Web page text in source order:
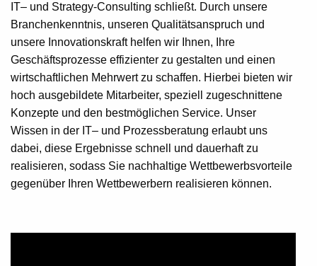
IT– und Strategy-Consulting schließt. Durch unsere
Branchenkenntnis, unseren Qualitätsanspruch und
unsere Innovationskraft helfen wir Ihnen, Ihre
Geschäftsprozesse effizienter zu gestalten und einen
wirtschaftlichen Mehrwert zu schaffen. Hierbei bieten wir
hoch ausgebildete Mitarbeiter, speziell zugeschnittene
Konzepte und den bestmöglichen Service. Unser
Wissen in der IT– und Prozessberatung erlaubt uns
dabei, diese Ergebnisse schnell und dauerhaft zu
realisieren, sodass Sie nachhaltige Wettbewerbsvorteile
gegenüber Ihren Wettbewerbern realisieren können.